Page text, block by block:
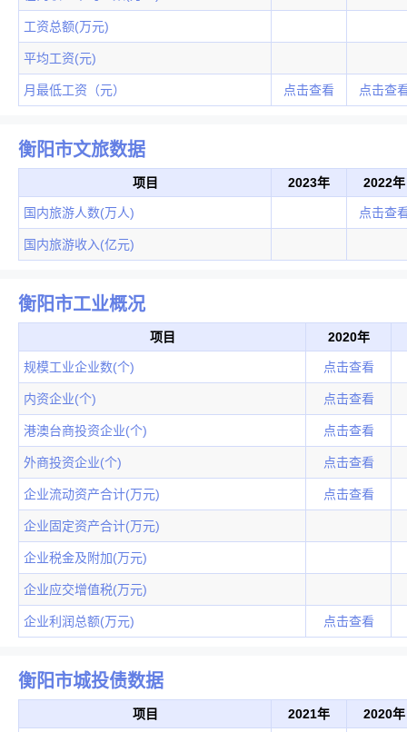
工资总额(万元)
平均工资(元)
月最低工资（元） 点击查看 点击查
衡阳市文旅数据
项目 2023年 2022年
国内旅游人数(万人) 点击查
国内旅游收入(亿元)
衡阳市工业概况
项目 2020年
规模工业企业数(个) 点击查看
内资企业(个) 点击查看
港澳台商投资企业(个) 点击查看
外商投资企业(个) 点击查看
企业流动资产合计(万元) 点击查看
企业固定资产合计(万元)
企业税金及附加(万元)
企业应交增值税(万元)
企业利润总额(万元) 点击查看
衡阳市城投债数据
项目 2021年 2020年